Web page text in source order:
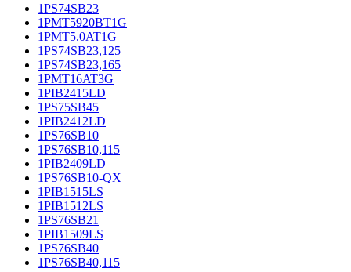
1PS74SB23
1PMT5920BT1G
1PMT5.0AT1G
1PS74SB23,125
1PS74SB23,165
1PMT16AT3G
1PIB2415LD
1PS75SB45
1PIB2412LD
1PS76SB10
1PS76SB10,115
1PIB2409LD
1PS76SB10-QX
1PIB1515LS
1PIB1512LS
1PS76SB21
1PIB1509LS
1PS76SB40
1PS76SB40,115